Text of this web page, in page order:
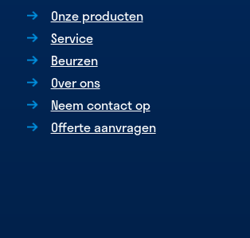
Onze producten
Service
Beurzen
Over ons
Neem contact op
Offerte aanvragen